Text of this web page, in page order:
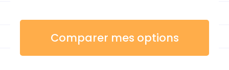
Comparer mes options